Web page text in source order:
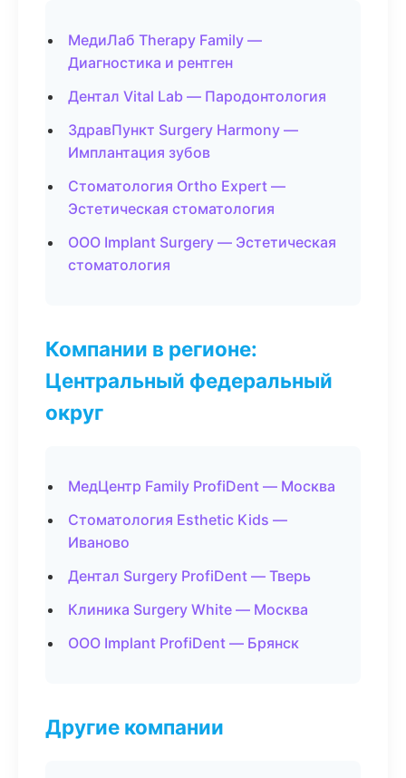
МедиЛаб Therapy Family —
Диагностика и рентген
Дентал Vital Lab — Пародонтология
ЗдравПункт Surgery Harmony —
Имплантация зубов
Стоматология Ortho Expert —
Эстетическая стоматология
ООО Implant Surgery — Эстетическая
стоматология
Компании в регионе:
Центральный федеральный
округ
МедЦентр Family ProfiDent — Москва
Стоматология Esthetic Kids —
Иваново
Дентал Surgery ProfiDent — Тверь
Клиника Surgery White — Москва
ООО Implant ProfiDent — Брянск
Другие компании